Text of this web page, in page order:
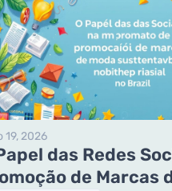
19, 2026
das Redes
de Marcas